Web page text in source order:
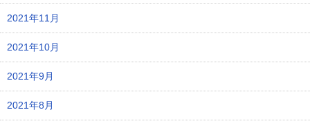
2021年11月
2021年10月
2021年9月
2021年8月